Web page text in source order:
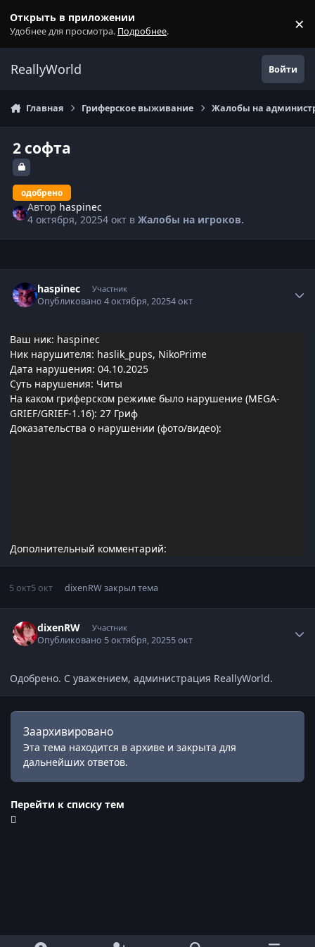
Открыть в приложении
Удобнее для просмотра. Подробнее. ×
ReallyWorld Войти
Главная Гриферское выживание Жалобы на
2 софта
одобрено
Автор haspinec
4 октября, 20254 окт вЖалобы на игроков.
haspinec Участник
Опубликовано4 октября, 20254 окт
Ваш ник: haspinec
Ник нарушителя: haslik_pups, NikoPrime
Дата нарушения: 04.10.2025
Суть нарушения: Читы
На каком гриферском режиме было нарушение (MEGA-
GRIEF/GRIEF-1.16): 27 Гриф
Доказательства о нарушении (фото/видео):
Дополнительный комментарий:
5 окт5 окт dixenRWзакрыл тема
dixenRW Участник
Опубликовано 5 октября, 20255 окт
Одобрено. С уважением, администрация ReallyWorld.
Заархивировано
Эта тема находится в архиве и закрыта для
дальнейших ответов.
Перейти к списку тем